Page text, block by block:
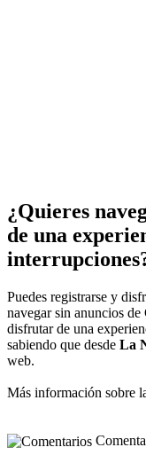
¿Quieres
de una
Puedes registrarse y
navegar sin anuncios de
disfrutar de una
sabiendo que desde La
web.
Más información sobre